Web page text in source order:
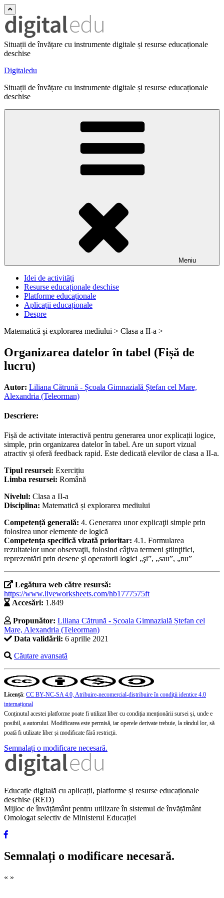
Situații de învățare cu instrumente digitale și resurse educaționale
deschise
Digitaledu
Situații de învățare cu instrumente digitale și resurse educaționale
deschise
Meniu
Idei de activități
Resurse educaționale deschise
Platforme educaționale
Aplicații educaționale
Despre
Matematică și explorarea mediului > Clasa a II-a >
Organizarea datelor în tabel (Fișă de
lucru)
Autor: Liliana Cătrună - Școala Gimnazială Ștefan cel Mare,
Alexandria (Teleorman)
Descriere:
Fișă de activitate interactivă pentru generarea unor explicații logice,
simple, prin organizarea datelor în tabel. Are un suport vizual
atractiv și oferă feedback rapid. Este dedicată elevilor de clasa a II-a.
Tipul resursei: Exercițiu
Limba resursei: Română
Nivelul: Clasa a II-a
Disciplina: Matematică și explorarea mediului
Competență generală: 4. Generarea unor explicaţii simple prin
folosirea unor elemente de logică
Competența specifică vizată prioritar: 4.1. Formularea
rezultatelor unor observaţii, folosind câţiva termeni ştiinţifici,
reprezentări prin desene şi operatorii logici „şi”, „sau”, „nu”
Legătura web către resursă:
https://www.liveworksheets.com/hb1777575ft
Accesări: 1.849
Propunător: Liliana Cătrună - Școala Gimnazială Ștefan cel
Mare, Alexandria (Teleorman)
Data validării: 6 aprilie 2021
Căutare avansată
Licență: CC BY-NC-SA 4.0, Atribuire-necomercial-distribuire în condiţii identice 4.0
internațional
Conținutul acestei platforme poate fi utilizat liber cu condiția menționării sursei și, unde e
posibil, a autorului. Modificarea este permisă, iar operele derivate trebuie, la rândul lor, să
poată fi utilizate liber și modificate fără restricții.
Semnalați o modificare necesară.
Educație digitală cu aplicații, platforme și resurse educaționale
deschise (RED)
Mijloc de învățământ pentru utilizare în sistemul de învățământ
Omologat selectiv de Ministerul Educației
Semnalați o modificare necesară.
« »